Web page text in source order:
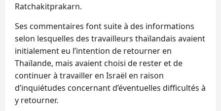
Ratchakitprakarn.
Ses commentaires font suite à des informations
selon lesquelles des travailleurs thaïlandais avaient
initialement eu l’intention de retourner en
Thaïlande, mais avaient choisi de rester et de
continuer à travailler en Israël en raison
d’inquiétudes concernant d’éventuelles difficultés à
y retourner.